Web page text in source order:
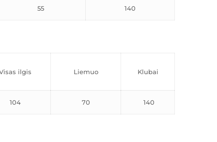
55 140
ilgis Liemuo Klubai
104 70 140